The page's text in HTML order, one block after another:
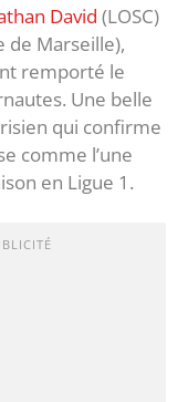
David (LOSC)
de Marseille),
remporté le
Une belle
qui confirme
comme l’une
en Ligue 1.